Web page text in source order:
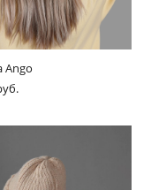
Ango